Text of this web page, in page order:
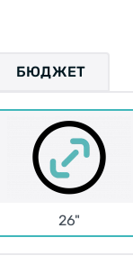
БЮДЖЕТ
26"